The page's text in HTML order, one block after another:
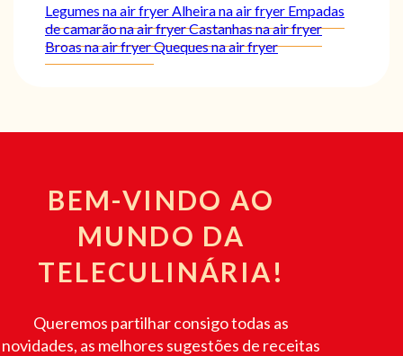
Legumes na air fryer Alheira na air fryer Empadas
de camarão na air fryerCastanhas na air fryer
Broas na air fryerQueques na air fryer
BEM-VINDO AO
MUNDO DA
TELECULINÁRIA!
Queremos partilhar consigo todas as
novidades, as melhores sugestões de receitas